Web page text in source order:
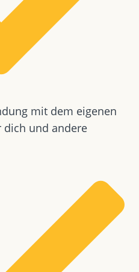
mit dem eigenen
dich und andere